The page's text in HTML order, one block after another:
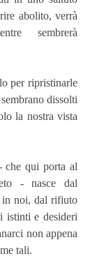
abolito, verrà
sembrerà
per ripristinarle
dissolti
la nostra vista
che qui porta al
- nasce dal
in noi, dal rifiuto
istinti e desideri
non appena
tali.